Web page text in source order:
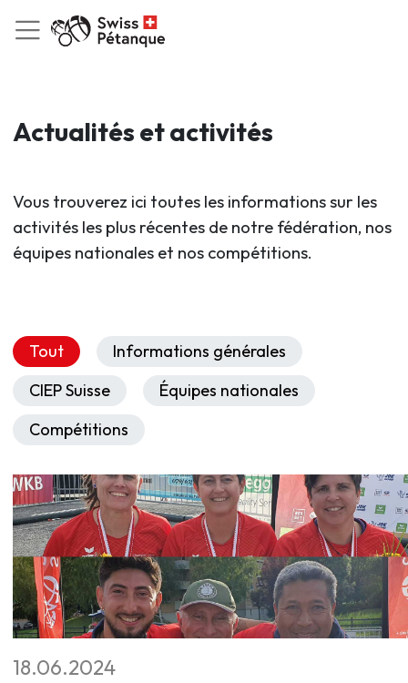
Actualités et activités
Vous trouverez ici toutes les informations sur les
activités les plus récentes de notre fédération, nos
équipes nationales et nos compétitions.
Tout
Informations générales
CIEP Suisse
Équipes nationales
Compétitions
18.06.2024